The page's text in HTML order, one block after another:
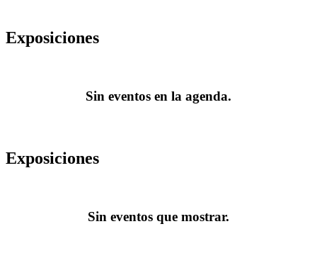
Exposiciones
Sin eventos en la agenda.
Exposiciones
Sin eventos que mostrar.